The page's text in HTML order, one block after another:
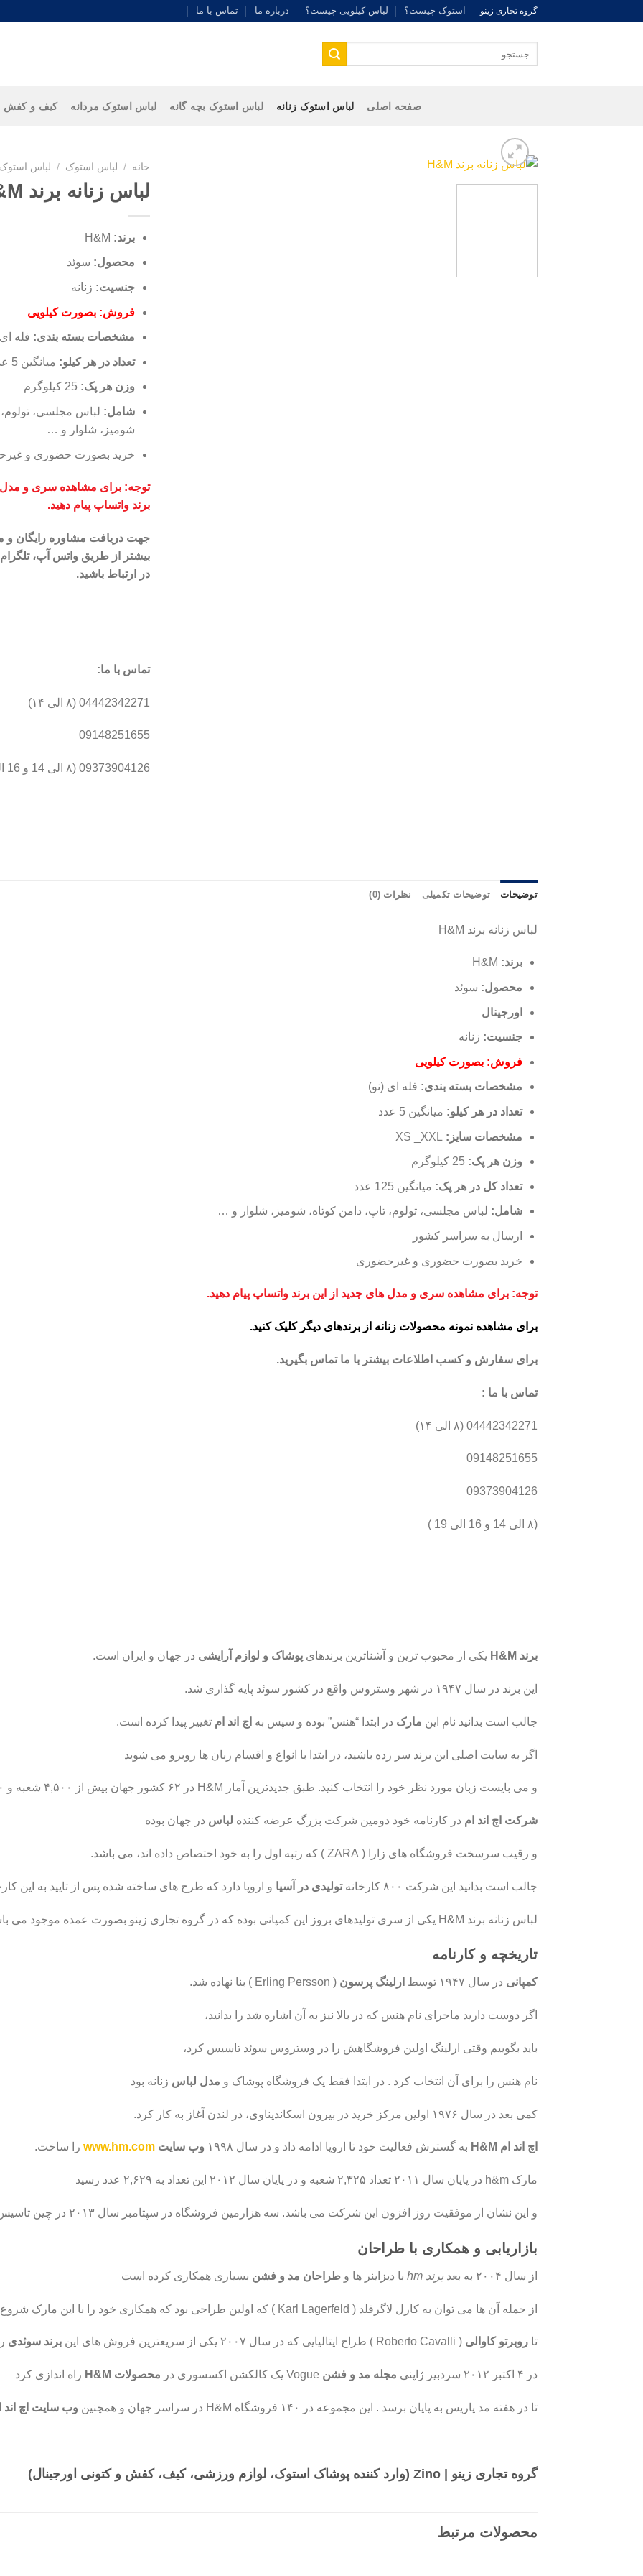
گروه تجاری زینو استوک چیست؟ لباس کیلویی چیست؟ درباره ما تماس با ما
برای:
صفحه اصلی لباس استوک زنانه لباس استوک بچه گانه لباس استوک مردانه کیف و کفش
خانه / لباس استوک / لباس استوک
لباس زنانه برند H&M
برند:
محصول: سوئد
جنسیت: زنانه
فروش: بصورت کیلویی
مشخصات بسته بندی: فله
تعداد در هر کیلو: میانگین 5 عدد
وزن هر پک:
شامل: لباس مجلسی، تولوم،
شومیز، شلوار و …
خرید بصورت حضوری و
توجه: برای مشاهده سری و مدل
برند واتساپ پیام دهید.
جهت دریافت مشاوره رایگان
بیشتر از طریق واتس آپ، تلگرام
در ارتباط باشید.
تماس با ما:
04442342271 (۸ الی ۱۴)
09148251655
09373904126 (۸ الی 14 و 16 الی 19 )
توضیحات توضیحات تکمیلی نظرات (0)
لباس زنانه برند H&M
برند:
محصول: سوئد
اورجینال
جنسیت: زنانه
فروش: بصورت کیلویی
مشخصات بسته بندی: فله ای (نو)
تعداد در هر کیلو: میانگین 5 عدد
مشخصات سایز:
وزن هر پک:
تعداد کل در هر پک: میانگین 125 عدد
شامل: لباس مجلسی، تولوم، تاپ، دامن کوتاه، شومیز، شلوار و …
ارسال به سراسر کشور
خرید بصورت حضوری و غیرحضوری
توجه: برای مشاهده سری و مدل های جدید از این برند واتساپ پیام دهید.
برای مشاهده نمونه محصولات زنانه از برندهای دیگر کلیک کنید.
برای سفارش و کسب اطلاعات بیشتر با ما تماس بگیرید.
تماس با ما :
04442342271 (۸ الی ۱۴)
09148251655
09373904126
(۸ الی 14 و 16 الی 19 )
برند H&M یکی از محبوب ترین و آشناترین برندهای پوشاک و لوازم آرایشی در جهان و ایران است.
این برند در سال ۱۹۴۷ در شهر وستروس واقع در کشور سوئد پایه گذاری شد.
جالب است بدانید نام این مارک در ابتدا “هنس” بوده و سپس به اچ اند ام تغییر پیدا کرده است.
اگر به سایت اصلی این برند سر زده باشید، در ابتدا با انواع و اقسام زبان ها روبرو می شوید
و می بایست زبان مورد نظر خود را انتخاب کنید. طبق جدیدترین آمار H&M در ۶۲ کشور جهان بیش از ۴,۵۰۰ شعبه و ۱۳۲,۰۰۰ کارمند دارد.
شرکت اچ اند ام در کارنامه خود دومین شرکت بزرگ عرضه کننده لباس در جهان بوده
و رقیب سرسخت فروشگاه های زارا ( ZARA ) که رتبه اول را به خود اختصاص داده اند، می باشد.
جالب است بدانید این شرکت ۸۰۰ کارخانه تولیدی در آسیا و اروپا دارد که طرح های ساخته شده پس از تایید به این
لباس زنانه برند H&M یکی از سری تولیدهای بروز این کمپانی بوده که در گروه تجاری زینو بصورت عمده موجود می باشد.
تاریخچه و کارنامه
کمپانی در سال ۱۹۴۷ توسط ارلینگ پرسون ( Erling Persson ) بنا نهاده شد.
اگر دوست دارید ماجرای نام هنس که در بالا نیز به آن اشاره شد را بدانید،
باید بگوییم وقتی ارلینگ اولین فروشگاهش را در وستروس سوئد تاسیس کرد،
نام هنس را برای آن انتخاب کرد . در ابتدا فقط یک فروشگاه پوشاک و مدل لباس زنانه بود
کمی بعد در سال ۱۹۷۶ اولین مرکز خرید در بیرون اسکاندیناوی، در لندن آغاز به کار کرد.
اچ اند ام H&M به گسترش فعالیت خود تا اروپا ادامه داد و در سال ۱۹۹۸ وب سایت www.hm.com را ساخت.
مارک h&m در پایان سال ۲۰۱۱ تعداد ۲,۳۲۵ شعبه و در پایان سال ۲۰۱۲ این تعداد به ۲,۶۲۹ عدد رسید
و این نشان از موفقیت روز افزون این شرکت می باشد. سه هزارمین فروشگاه در سپتامبر سال ۲۰۱۳ در چین تاسیس شد .
بازاریابی و همکاری با طراحان
از سال ۲۰۰۴ به بعد برند hm با دیزاینر ها و طراحان مد و فشن بسیاری همکاری کرده است
از جمله آن ها می توان به کارل لاگرفلد ( Karl Lagerfeld ) که اولین طراحی بود که همکاری خود را با این مارک شروع کرد
تا روبرتو کاوالی ( Roberto Cavalli ) طراح ایتالیایی که در سال ۲۰۰۷ یکی از سریعترین فروش های این برند سوئدی
در ۴ اکتبر ۲۰۱۲ سردبیر ژاپنی مجله مد و فشن محصولات H&M راه اندازی کرد
تا در هفته مد پاریس به پایان برسد . این مجموعه در ۱۴۰ فروشگاه H&M در سراسر جهان و همچنین وب سایت اچ اند
گروه تجاری زینو | Zino ( وارد کننده پوشاک استوک، لوازم ورزشی، کیف، کفش و کتونی اورجینال)
محصولات مرتبط